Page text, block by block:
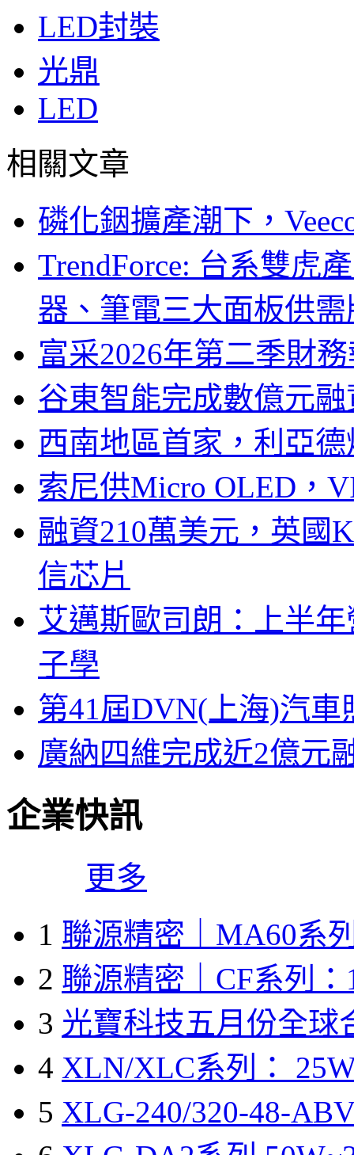
LED封裝
光鼎
LED
相關文章
磷化銦擴產潮下，
TrendForce: 台系雙虎
器、筆電三大面板供需
富采2026年第二季財
谷東智能完成數億元
西南地區首家，利亞
索尼供Micro OLED，
融資210萬美元，英國
信芯片
艾邁斯歐司朗：上半
子學
第41屆DVN(上海)汽
廣納四維完成近2億元
企業快訊
更多
1 聯源精密｜MA60系
2 聯源精密｜CF系列：
3 光寶科技五月份全球
4 XLN/XLC系列：
5 XLG-240/320-48-